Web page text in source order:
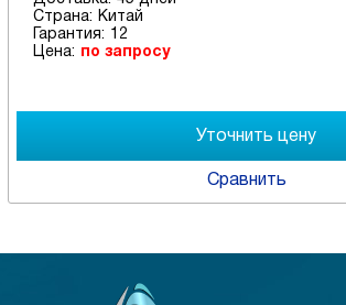
Страна:
Китай
Гарантия:
12
Цена:
по запросу
Сравнить